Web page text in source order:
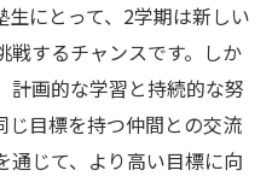
にとって、2学期は新しい
戦するチャンスです。しか
計画的な学習と持続的な努
じ目標を持つ仲間との交流
通じて、より高い目標に向